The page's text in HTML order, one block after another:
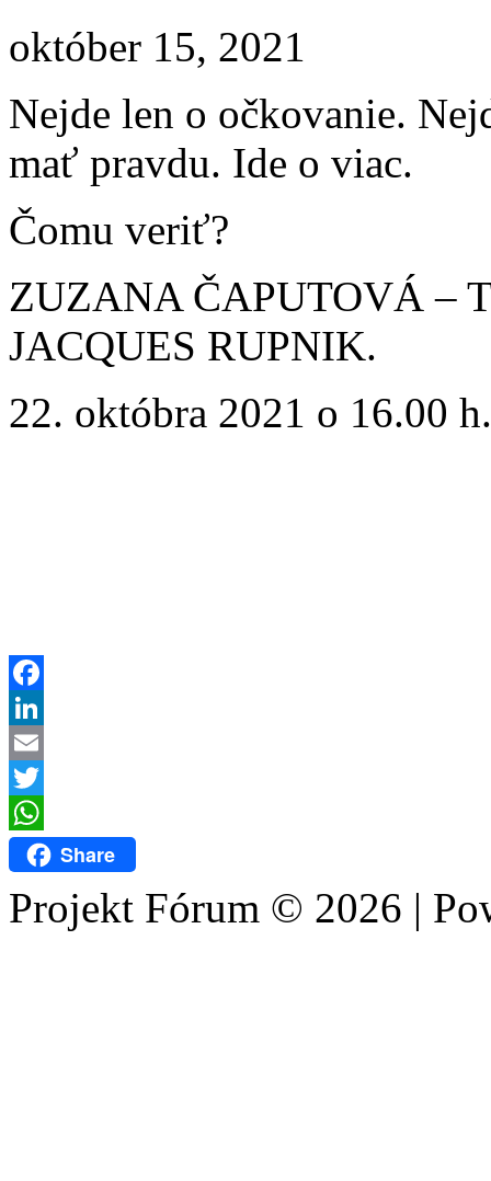
október 15, 2021
Nejde len o očkovanie.
mať pravdu. Ide o viac.
Čomu veriť?
ZUZANA ČAPUTOVÁ –
JACQUES RUPNIK.
22. októbra 2021 o 16.00
Facebook
LinkedIn
Email
Twitter
WhatsAppShare
Projekt Fórum © 2026 |